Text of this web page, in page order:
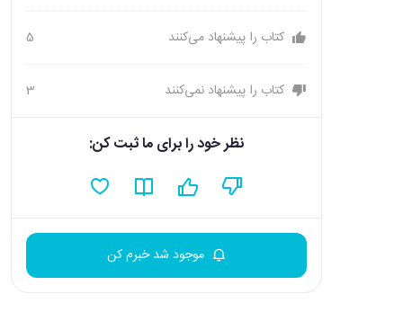
کتاب را پیشنهاد می‌کنند 5
کتاب را پیشنهاد نمی‌کنند 3
نظر خود را برای ما ثبت کن:
موجود شد خبرم کن